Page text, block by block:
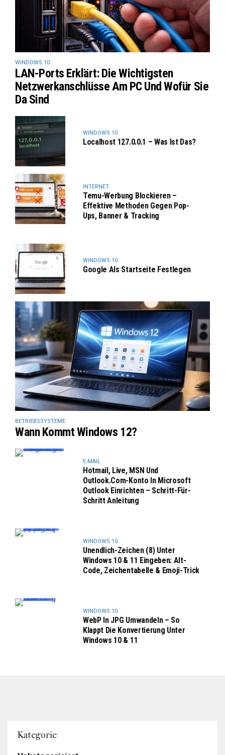
WINDOWS 10
LAN-Ports Erklärt: Die Wichtigsten
Netzwerkanschlüsse Am PC Und Wofür Sie
Da Sind
WINDOWS 10
Localhost 127.0.0.1 – Was Ist Das?
INTERNET
Temu-Werbung Blockieren –
Effektive Methoden Gegen Pop-
Ups, Banner & Tracking
WINDOWS 10
Google Als Startseite Festlegen
BETRIEBSSYSTEME
Wann Kommt Windows 12?
E-MAIL
Hotmail, Live, MSN Und
Outlook.com-Konto In Microsoft
Outlook Einrichten – Schritt-Für-
Schritt Anleitung
WINDOWS 10
Unendlich-Zeichen (8) Unter
Windows 10 & 11 Eingeben: Alt-
Code, Zeichentabelle & Emoji-Trick
WINDOWS 10
WebP In JPG Umwandeln – So
Klappt Die Konvertierung Unter
Windows 10 & 11
Kategorie